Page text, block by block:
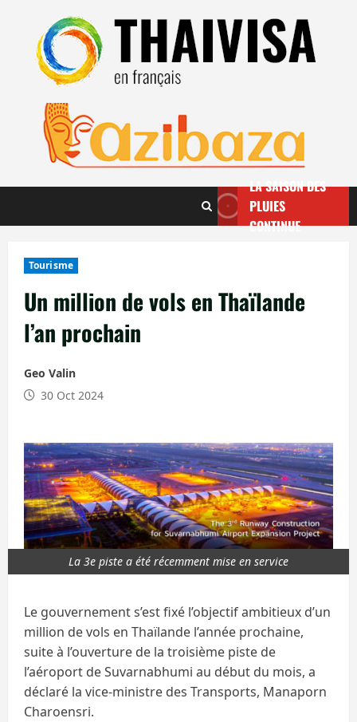
contenu
LA SAISON DES
PLUIES
CONTINUE
Tourisme
Un million de vols en Thaïlande
l’an prochain
Geo Valin
30 Oct 2024
La 3e piste a été récemment mise en service
Le gouvernement s’est fixé l’objectif ambitieux d’un
million de vols en Thaïlande l’année prochaine,
suite à l’ouverture de la troisième piste de
l’aéroport de Suvarnabhumi au début du mois, a
déclaré la vice-ministre des Transports, Manaporn
Charoensri.